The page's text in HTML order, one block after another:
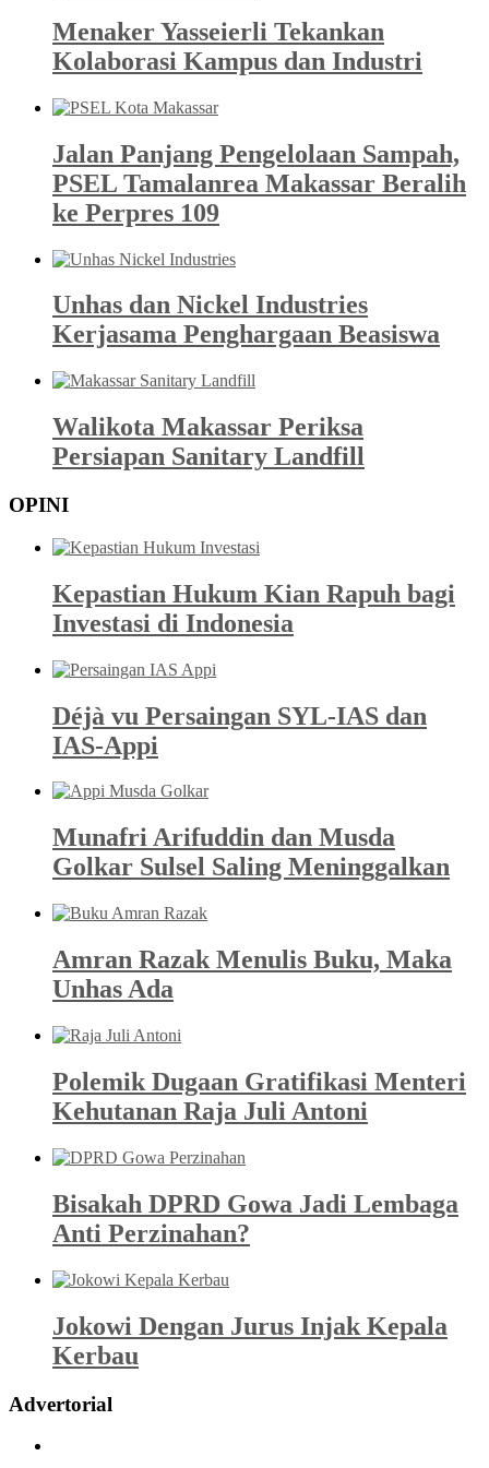
Menaker Yasseierli Tekankan
Kolaborasi Kampus dan Industri
Jalan Panjang Pengelolaan Sampah,
PSEL Tamalanrea Makassar Beralih
ke Perpres 109
Unhas dan Nickel Industries
Kerjasama Penghargaan Beasiswa
Walikota Makassar Periksa
Persiapan Sanitary Landfill
OPINI
Kepastian Hukum Kian Rapuh bagi
Investasi di Indonesia
Déjà vu Persaingan SYL-IAS dan
IAS-Appi
Munafri Arifuddin dan Musda
Golkar Sulsel Saling Meninggalkan
Amran Razak Menulis Buku, Maka
Unhas Ada
Polemik Dugaan Gratifikasi Menteri
Kehutanan Raja Juli Antoni
Bisakah DPRD Gowa Jadi Lembaga
Anti Perzinahan?
Jokowi Dengan Jurus Injak Kepala
Kerbau
Advertorial